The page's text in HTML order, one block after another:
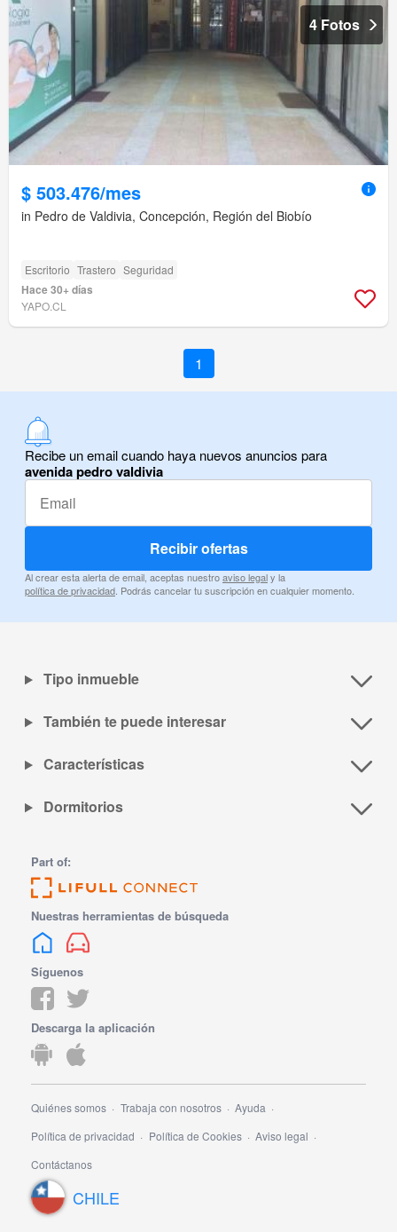
4 Fotos
$ 503.476/mes
in Pedro de Valdivia, Concepción, Región del Biobío
Escritorio Trastero Seguridad
Hace 30+ días
YAPO.CL
1
Recibe un email cuando haya nuevos anuncios para
avenida pedro valdivia
Recibir ofertas
Al crear esta alerta de email, aceptas nuestroaviso legaly la
política de privacidad. Podrás cancelar tu suscripción en cualquier momento.
Tipo inmueble
También te puede interesar
Características
Dormitorios
Part of:
Nuestras herramientas de búsqueda
Síguenos
Descarga la aplicación
Quiénes somos Trabaja con nosotros
Ayuda
Política de privacidad
Política de Cookies
Aviso legal
Contáctanos
CHILE